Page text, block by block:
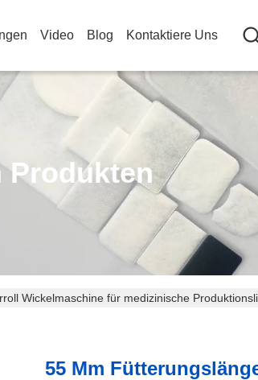
Video Blog Kontaktiere Uns
Produkten
Wickelmaschine für medizinische
55 Mm